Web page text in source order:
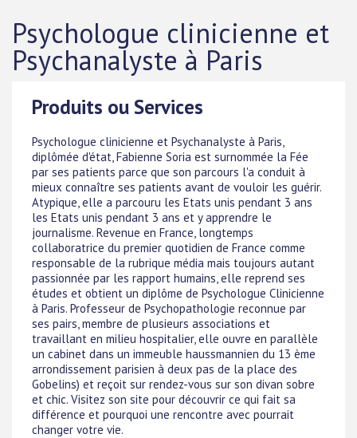
Psychologue clinicienne et
Psychanalyste à Paris
Produits ou Services
Psychologue clinicienne et Psychanalyste à Paris,
diplômée d'état, Fabienne Soria est surnommée la Fée
par ses patients parce que son parcours l'a conduit à
mieux connaître ses patients avant de vouloir les guérir.
Atypique, elle a parcouru les Etats unis pendant 3 ans
les Etats unis pendant 3 ans et y apprendre le
journalisme. Revenue en France, longtemps
collaboratrice du premier quotidien de France comme
responsable de la rubrique média mais toujours autant
passionnée par les rapport humains, elle reprend ses
études et obtient un diplôme de Psychologue Clinicienne
à Paris. Professeur de Psychopathologie reconnue par
ses pairs, membre de plusieurs associations et
travaillant en milieu hospitalier, elle ouvre en parallèle
un cabinet dans un immeuble haussmannien du 13 ème
arrondissement parisien à deux pas de la place des
Gobelins) et reçoit sur rendez-vous sur son divan sobre
et chic. Visitez son site pour découvrir ce qui fait sa
différence et pourquoi une rencontre avec pourrait
changer votre vie.